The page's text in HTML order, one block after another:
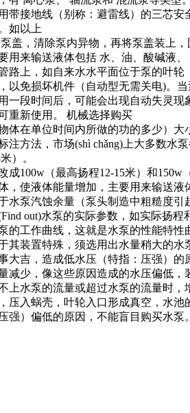
带接地线（别称：避雷线）的三芯
如以上
，清除泵内异物，再将泵盖装上，
用来输送液体包括 水、油、酸碱液
路上，如自来水水平面位于泵的叶
以免损坏机件（自动型无需关电)。
一段时间后，可能会出现自动失灵
重新使用。 机械选择购买
体在单位时间内所做的功的多少）
注方法，市场(shì chǎng)上大多数
）。
成100w（最高扬程12-15米）和
，使液体能量增加，主要用来输送
水泵汽蚀余量（泵头制造中粗糙度
out)水泵的实际参数，如实际扬
的工作曲线，这就是水泵的性能特
其装置特殊，须选用出水量稍大的水
大吉，造成低水压（特指：压强）
减少，像这些原因造成的水压偏低，
上水泵的流量或超过水泵的流量时
压入蜗壳，叶轮入口形成真空，水
强）偏低的原因，不能盲目购买水